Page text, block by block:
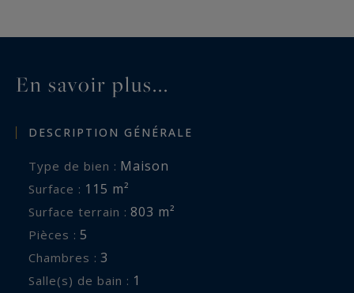
Les informations sur les risques auxquels ce
www.georisques.gouv.fr
En savoir plus...
DESCRIPTION GÉNÉRALE
Type de bien : Maison
Surface : 115 m²
Surface terrain : 803 m²
Pièces : 5
Chambres : 3
Salle(s) de bain : 1